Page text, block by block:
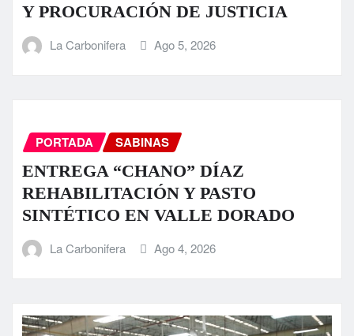
Y PROCURACIÓN DE JUSTICIA
La Carbonifera Ago 5, 2026
PORTADA SABINAS
ENTREGA “CHANO” DÍAZ
REHABILITACIÓN Y PASTO
SINTÉTICO EN VALLE DORADO
La Carbonifera Ago 4, 2026